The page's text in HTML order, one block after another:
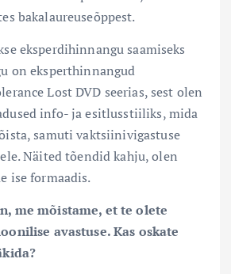
bakalaureuseõppest.
eksperdihinnangu saamiseks
on eksperthinnangud
Lost DVD seerias, sest olen
info- ja esitlusstiiliks, mida
samuti vaktsiinivigastuse
Näited tõendid kahju, olen
ise formaadis.
me mõistame, et te olete
avastuse. Kas oskate